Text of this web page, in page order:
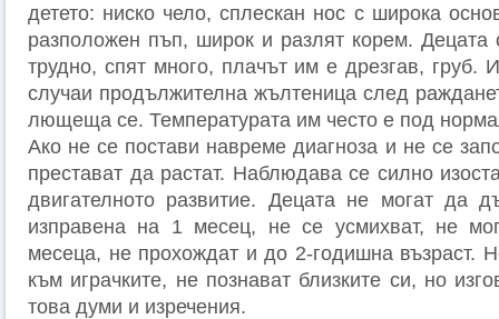
детето: ниско чело, сплескан нос с широка
разположен пъп, широк и разлят корем. Децата
трудно, спят много, плачът им е дрезгав, груб.
случаи продължителна жълтеница след
лющеща се. Температурата им често е под
Ако не се постави навреме диагноза и не се
престават да растат. Наблюдава се силно
двигателното развитие. Децата не могат да
изправена на 1 месец, не се усмихват, не
месеца, не прохождат и до 2-годишна възраст.
към играчките, не познават близките си, но
това думи и изречения.